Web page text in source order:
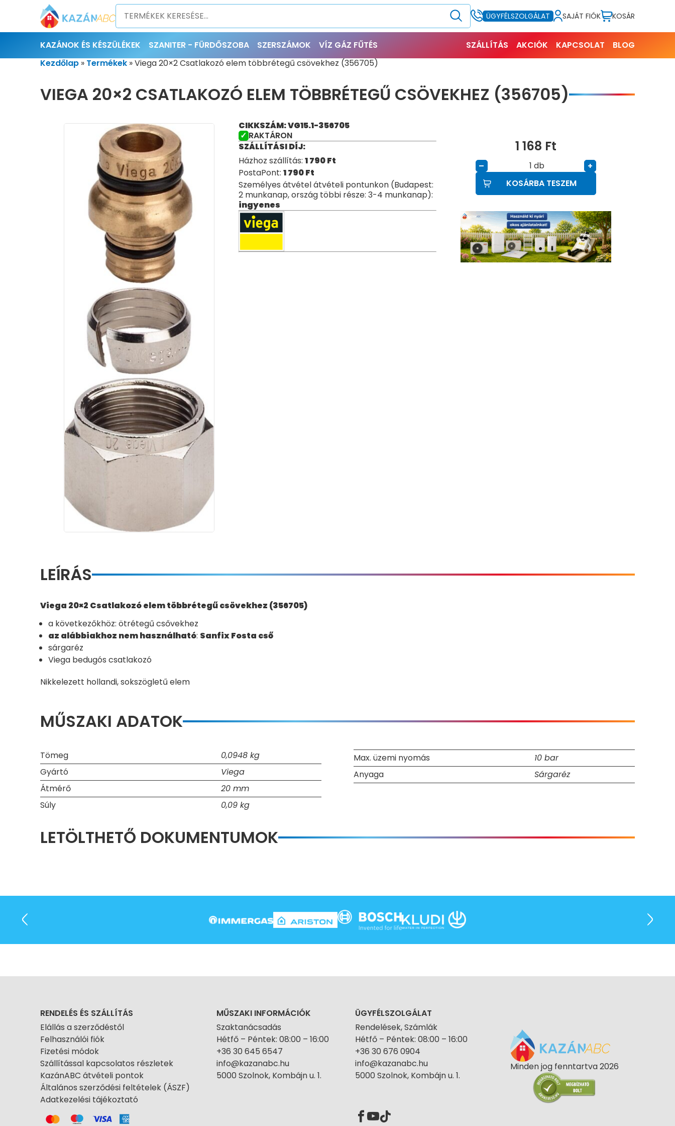
ÜGYFÉLSZOLGÁLAT SAJÁT FIÓK KOSÁR
KAZÁNOK ÉS KÉSZÜLÉKEK SZANITER - FÜRDŐSZOBA SZERSZÁMOK VÍZ GÁZ FŰTÉS SZÁLLÍTÁS AKCIÓK KAPCSOLAT
BLOG
Kezdőlap » Termékek »Viega 20×2 Csatlakozó elem többrétegű csövekhez (356705)
VIEGA 20×2 CSATLAKOZÓ ELEM TÖBBRÉTEGŰ CSÖVEKHEZ (356705)
CIKKSZÁM: VG15.1-356705
RAKTÁRON
SZÁLLÍTÁSI DÍJ:
Házhoz szállítás: 1 790Ft
PostaPont: 1 790Ft
Személyes átvétel átvételi pontunkon (Budapest:
2 munkanap, ország többi része: 3-4 munkanap):
ingyenes
1 168 Ft
– db
+
KOSÁRBA TESZEM
LEÍRÁS
Viega 20×2 Csatlakozó elem többrétegű csövekhez (356705)
a következőkhöz: ötrétegű csővekhez
az alábbiakhoz nem használható: Sanfix Fosta cső
sárgaréz
Viega bedugós csatlakozó
Nikkelezett hollandi, sokszögletű elem
MŰSZAKI ADATOK
Tömeg
0,0948 kg
Gyártó
Viega
Átmérő
20 mm
Súly
0,09 kg
Max. üzemi nyomás
10 bar
Anyaga
Sárgaréz
LETÖLTHETŐ DOKUMENTUMOK
RENDELÉS ÉS SZÁLLÍTÁS
Elállás a szerződéstől
Felhasználói fiók
Fizetési módok
Szállítással kapcsolatos részletek
KazánABC átvételi pontok
Általános szerződési feltételek (ÁSZF)
Adatkezelési tájékoztató
MŰSZAKI INFORMÁCIÓK
Szaktanácsadás
Hétfő – Péntek: 08:00 – 16:00
+36 30 645 6547
info@kazanabc.hu
5000 Szolnok, Kombájn u. 1.
ÜGYFÉLSZOLGÁLAT
Rendelések, Számlák
Hétfő – Péntek: 08:00 – 16:00
+36 30 676 0904
info@kazanabc.hu
5000 Szolnok, Kombájn u. 1.
Minden jog fenntartva 2026